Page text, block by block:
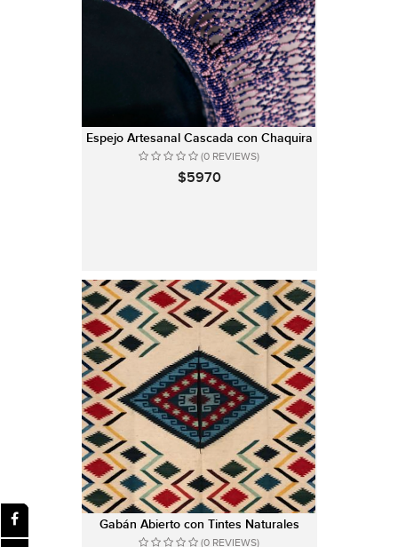
Espejo Artesanal Cascada con Chaquira
(0 REVIEWS)
$5970
Gabán Abierto con Tintes Naturales
(0 REVIEWS)